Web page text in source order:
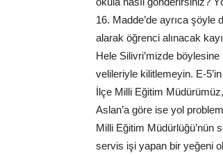
16. Madde’de ayrıca şöyle
alarak öğrenci alınacak
Hele Silivri’mizde
velileriyle kilitlemeyin. E-
İlçe Milli Eğitim
Aslan’a göre ise yol
Milli Eğitim Müdürlüğü’nün
servis işi yapan bir yeğeni